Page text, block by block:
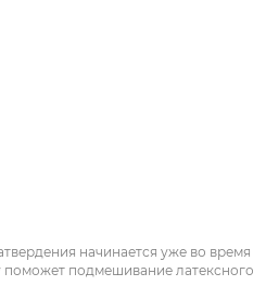
начинается уже во время
подмешивание латексного